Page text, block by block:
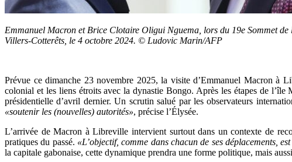
Emmanuel Macron et Brice Clotaire Oligui Nguema, lors du 19e Sommet
Villers-Cotterêts, le 4 octobre 2024. © Ludovic Marin/AFP
Prévue ce dimanche 23 novembre 2025, la visite d’Emmanuel Macron à
colonial et les liens étroits avec la dynastie Bongo. Après les étapes de
présidentielle d’avril dernier. Un scrutin salué par les observateurs
«soutenir les (nouvelles) autorités», précise l’Élysée.
L’arrivée de Macron à Libreville intervient surtout dans un contexte de
pratiques du passé. «L’objectif, comme dans chacun de ses déplacements,
la capitale gabonaise, cette dynamique prendra une forme politique, mais